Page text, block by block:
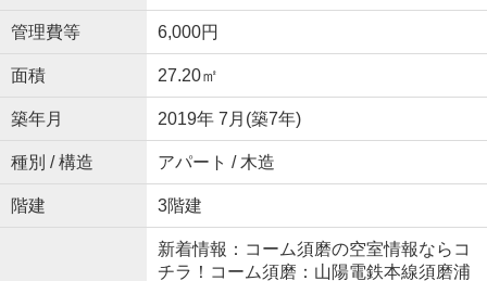
管理費等 6,000円
面積 27.20㎡
築年月 2019年 7月(築7年)
種別 / 構造 アパート / 木造
階建 3階建
新着情報：コーム須磨の空室情報ならコ
チラ！コーム須磨：山陽電鉄本線須磨浦